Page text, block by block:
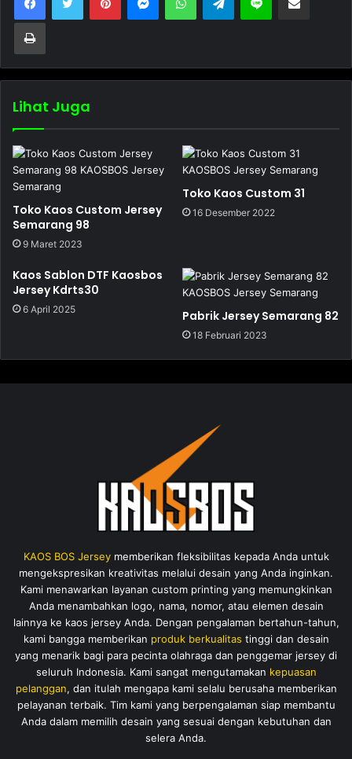
Lihat Juga
Toko Kaos Custom Jersey
Semarang 98
9 Maret 2023
Toko Kaos Custom 31
16 Desember 2022
Kaos Sablon DTF Kaosbos
Jersey Kdrts30
6 April 2025 Pabrik Jersey Semarang 82
18 Februari 2023
KAOS BOS Jerseymemberikan fleksibilitas kepada Anda untuk
mengekspresikan kreativitas melalui desain yang Anda inginkan.
Kami menawarkan layanan custom printing yang memungkinkan
Anda menambahkan logo, nama, nomor, atau elemen desain
lainnya ke kaos jersey Anda. Dengan pengalaman bertahun-tahun,
kami bangga memberikan produk berkualitas tinggi dan desain
yang menarik bagi para pecinta olahraga dan penggemar jersey di
seluruh Indonesia. Kami sangat mengutamakan kepuasan
pelanggan, dan itulah mengapa kami selalu berusaha memberikan
pelayanan terbaik. Tim kami yang berpengalaman siap membantu
Anda dalam memilih desain yang sesuai dengan kebutuhan dan
selera Anda.